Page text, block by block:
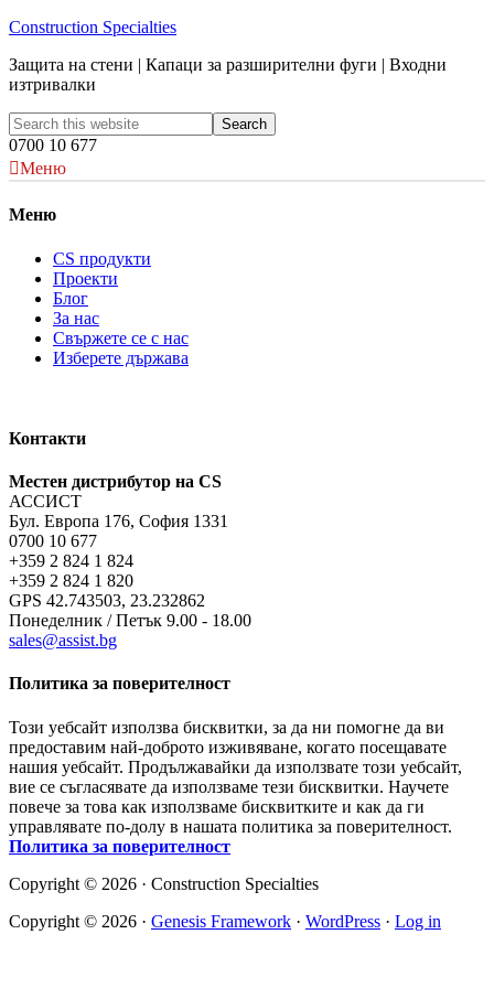
Construction Specialties
Защита на стени | Капаци за разширителни фуги | Входни
изтривалки
0700 10 677
Меню
Меню
CS продукти
Проекти
Блог
За нас
Свържете се с нас
Изберете държава
Контакти
Местен дистрибутор на CS
АССИСТ
Бул. Европа 176, София 1331
0700 10 677
+359 2 824 1 824
+359 2 824 1 820
GPS 42.743503, 23.232862
Понеделник / Петък 9.00 - 18.00
sales@assist.bg
Политика за поверителност
Този уебсайт използва бисквитки, за да ни помогне да ви
предоставим най-доброто изживяване, когато посещавате
нашия уебсайт. Продължавайки да използвате този уебсайт,
вие се съгласявате да използваме тези бисквитки. Научете
повече за това как използваме бисквитките и как да ги
управлявате по-долу в нашата политика за поверителност.
Политика за поверителност
Copyright © 2026 · Construction Specialties
Copyright © 2026 · Genesis Framework · WordPress · Log in